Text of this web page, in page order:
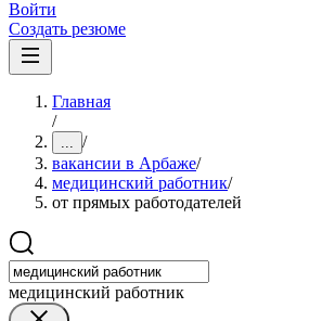
Войти
Создать резюме
Главная
/
... /
вакансии в Арбаже/
медицинский работник/
от прямых работодателей
медицинский работник